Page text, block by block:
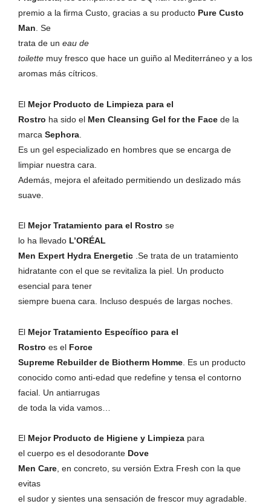
premio a la firma Custo, gracias a su producto Pure Custo
Man . Se
trata de un eau de
toilette muy fresco que hace un guiño al Mediterráneo y a los
aromas más cítricos.
El Mejor Producto de Limpieza para el
Rostro ha sido el Men Cleansing Gel for the Face de la
marca Sephora
Es un gel especializado en hombres que se encarga de
limpiar nuestra cara.
Además, mejora el afeitado permitiendo un deslizado más
suave.
El Mejor Tratamiento para el Rostro se
lo ha llevado L’ORÉAL
Men Expert Hydra Energetic .Se trata de un tratamiento
hidratante con el que se revitaliza la piel. Un producto
esencial para tener
siempre buena cara. Incluso después de largas noches.
El Mejor Tratamiento Específico para el
Rostro es el Force
Supreme Rebuilder de Biotherm Homme . Es un producto
conocido como anti-edad que redefine y tensa el contorno
facial. Un antiarrugas
de toda la vida vamos…
El Mejor Producto de Higiene y Limpieza para
el cuerpo es el desodorante Dove
Men Care , en concreto, su versión Extra Fresh con la que
evitas
el sudor y sientes una sensación de frescor muy agradable.